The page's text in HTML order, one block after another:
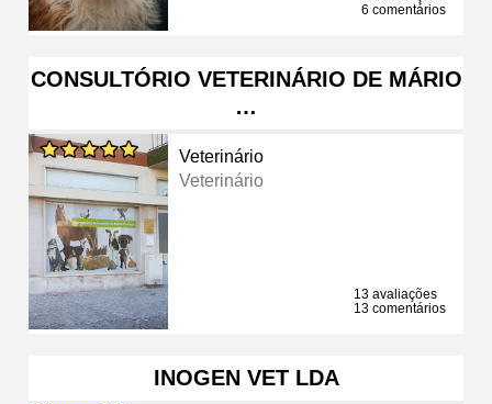
6 comentários
CONSULTÓRIO VETERINÁRIO DE MÁRIO
…
Veterinário
Veterinário
13 avaliações
13 comentários
INOGEN VET LDA